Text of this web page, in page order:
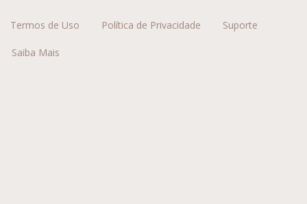
Termos de Uso Política de Privacidade Suporte
Saiba Mais